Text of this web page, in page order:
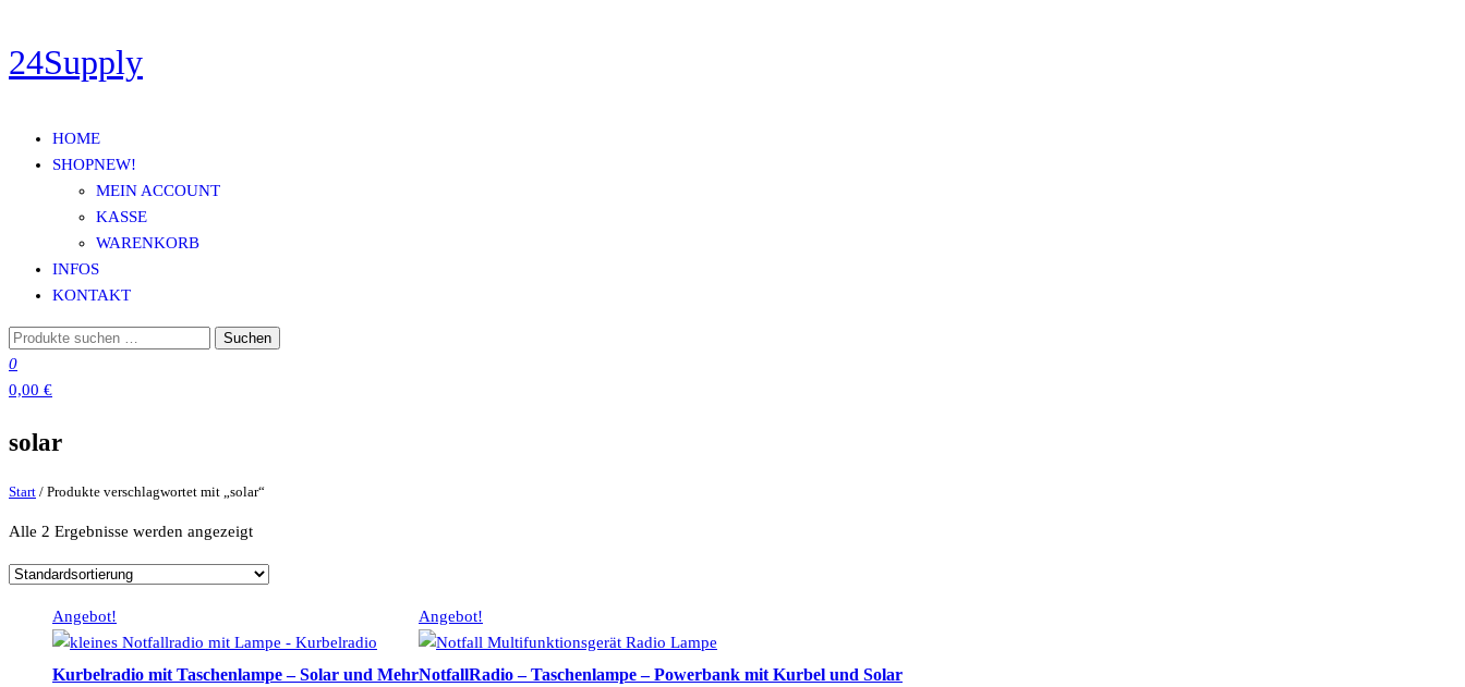
Inhalt
24Supply
HOME
SHOPNEW!
MEIN ACCOUNT
KASSE
WARENKORB
INFOS
KONTAKT
Suchen
nach:
Suchen
0
0,00 €
solar
Start / Produkte verschlagwortet mit „solar“
Alle 2 Ergebnisse werden angezeigt
Angebot!
Kurbelradio mit Taschenlampe – Solar und Mehr
Angebot!
NotfallRadio – Taschenlampe – Powerbank mit Kurbel und Solar